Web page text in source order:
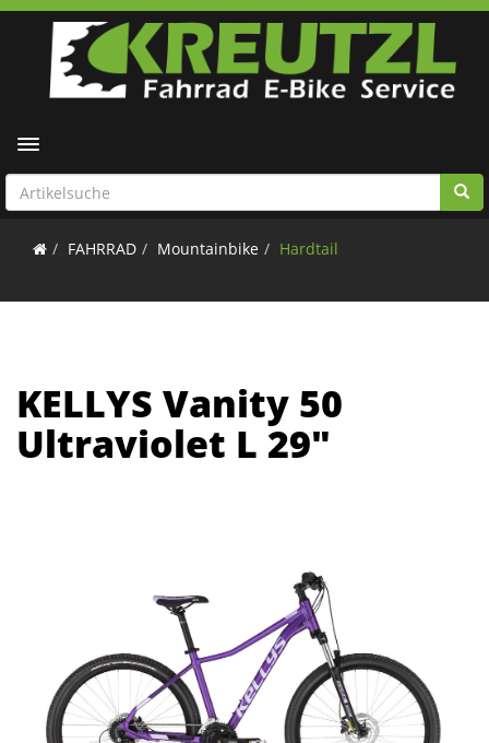
Toggle navigation
FAHRRAD Mountainbike Hardtail
KELLYS Vanity 50
Ultraviolet L 29"